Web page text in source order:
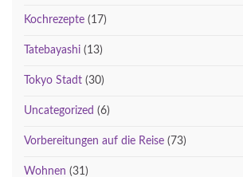
Kochrezepte (17)
Tatebayashi (13)
Tokyo Stadt (30)
Uncategorized (6)
Vorbereitungen auf die Reise (73)
Wohnen (31)